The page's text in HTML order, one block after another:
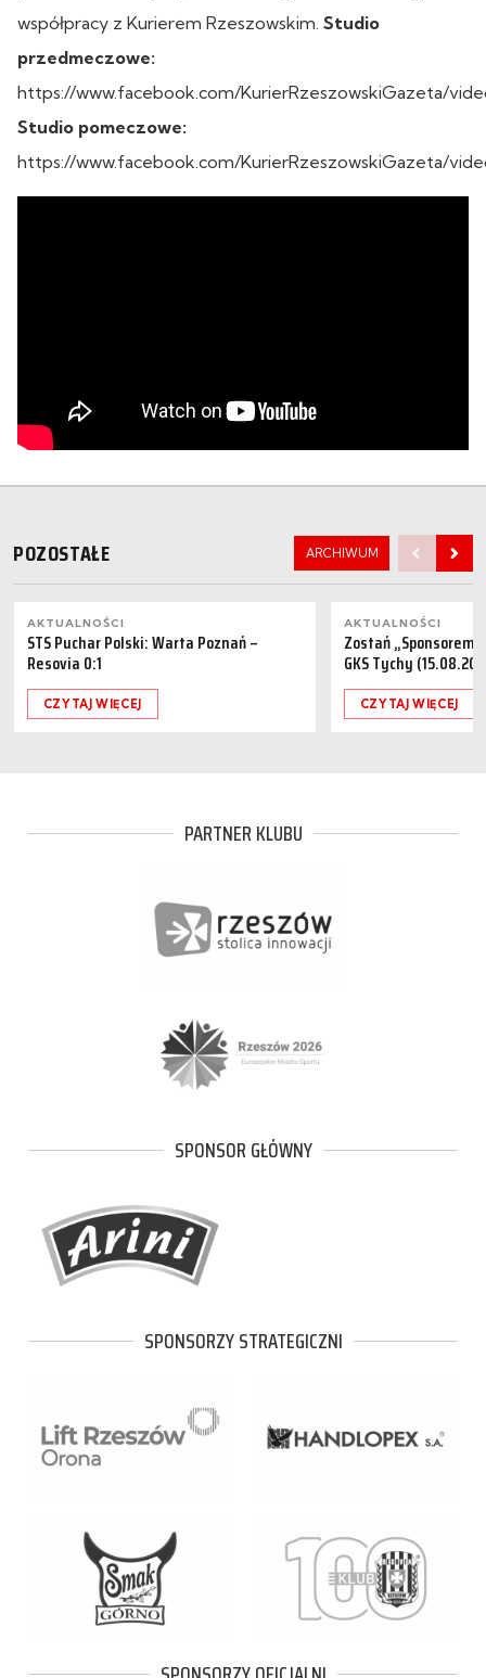
współpracy z Kurierem Rzeszowskim. Studio
przedmeczowe:
https://www.facebook.com/KurierRzeszowskiGazeta/
Studio pomeczowe:
https://www.facebook.com/KurierRzeszowskiGazeta/
POZOSTAŁE ARCHIWUM
AKTUALNOŚCI
STS Puchar Polski: Warta Poznań –
Resovia 0:1
CZYTAJ WIĘCEJ
AKTUALNOŚCI
Zostań „Sponsorem
GKS Tychy
CZYTAJ WIĘCEJ
PARTNER KLUBU
SPONSOR GŁÓWNY
SPONSORZY STRATEGICZNI